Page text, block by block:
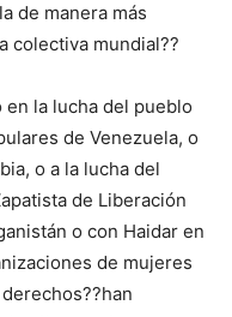
de manera más
colectiva mundial??
la lucha del pueblo
de Venezuela, o
o a la lucha del
de Liberación
o con Haidar en
de mujeres